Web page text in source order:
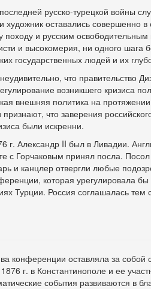
русско-турецкой войны
художник оставались совершенно
походу и русским
и высокомерия, ни одного шага
государственных людей и их
что правительство
возникшего кризиса
внешняя политика на
признают, что заверения
были искренни.
г. Александр II был в Ливадии.
с Горчаковым принял посла.
и канцлер отвергли любые
которая урегулировала
Турции. Россия соглашалась
конференции оставляла за собой
г. в Константинополе и ее
события развиваются в